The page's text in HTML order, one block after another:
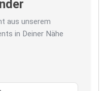
aus unserem
in Deiner Nähe